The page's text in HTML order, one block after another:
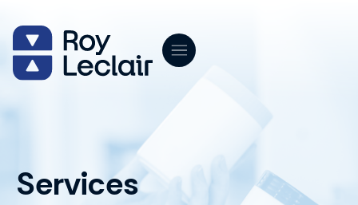
contenu
Services